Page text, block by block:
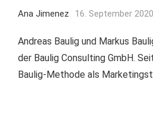
Ana Jimenez 16. September
Andreas Baulig und Markus
der Baulig Consulting GmbH.
Baulig-Methode als